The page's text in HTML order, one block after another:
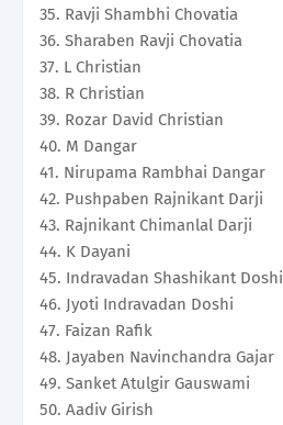
35. Ravji Shambhi Chovatia
36. Sharaben Ravji Chovatia
37. L Christian
38. R Christian
39. Rozar David Christian
40. M Dangar
41. Nirupama Rambhai Dangar
42. Pushpaben Rajnikant Darji
43. Rajnikant Chimanlal Darji
44. K Dayani
45. Indravadan Shashikant Doshi
46. Jyoti Indravadan Doshi
47. Faizan Rafik
48. Jayaben Navinchandra Gajar
49. Sanket Atulgir Gauswami
50. Aadiv Girish